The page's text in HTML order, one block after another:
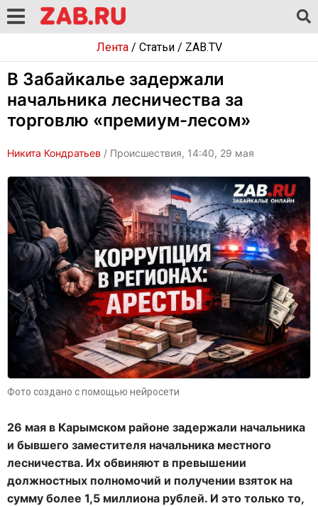
Лента/ Статьи/ ZAB.TV
В Забайкалье задержали
начальника лесничества за
торговлю «премиум-лесом»
Никита Кондратьев / Происшествия, 14:40, 29 мая
Фото создано с помощью нейросети
26 мая в Карымском районе задержали начальника
и бывшего заместителя начальника местного
лесничества. Их обвиняют в превышении
должностных полномочий и получении взяток на
сумму более 1,5 миллиона рублей. И это только то,